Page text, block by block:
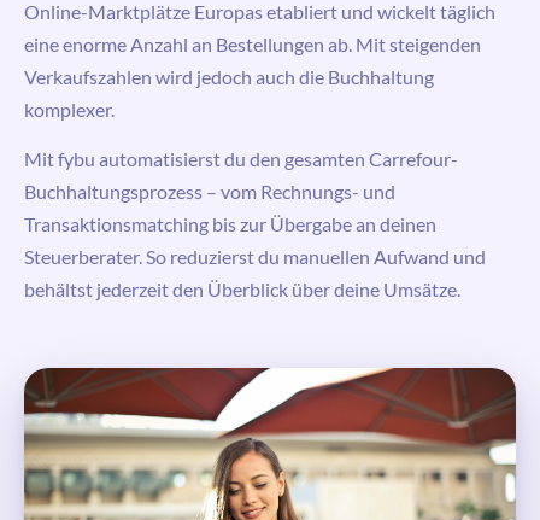
Online-Marktplätze Europas etabliert und wickelt täglich
eine enorme Anzahl an Bestellungen ab. Mit steigenden
Verkaufszahlen wird jedoch auch die Buchhaltung
komplexer.
Mitfybu automatisierst du den gesamten Carrefour-
Buchhaltungsprozess – vom Rechnungs- und
Transaktionsmatching bis zur Übergabe an deinen
Steuerberater. So reduzierst du manuellen Aufwand und
behältst jederzeit den Überblick über deine Umsätze.